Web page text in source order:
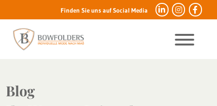
Finden Sie uns auf Social Media
Blog